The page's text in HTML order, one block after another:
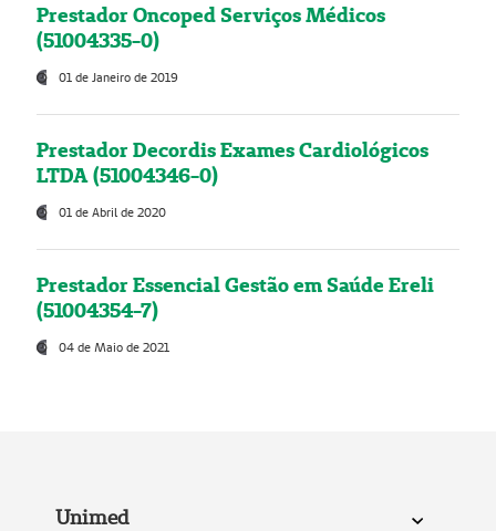
Prestador Oncoped Serviços Médicos
(51004335-0)
01 de Janeiro de 2019
Prestador Decordis Exames Cardiológicos
LTDA (51004346-0)
01 de Abril de 2020
Prestador Essencial Gestão em Saúde Ereli
(51004354-7)
04 de Maio de 2021
Unimed